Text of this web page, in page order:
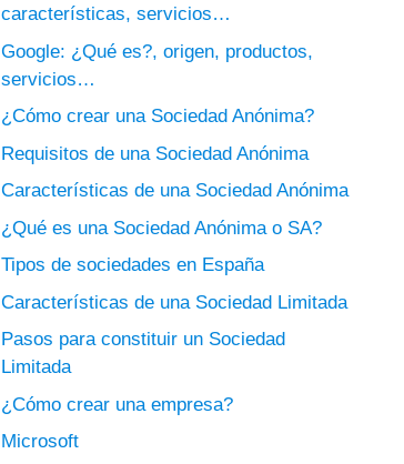
características, servicios…
Google: ¿Qué es?, origen, productos,
servicios…
¿Cómo crear una Sociedad Anónima?
Requisitos de una Sociedad Anónima
Características de una Sociedad Anónima
¿Qué es una Sociedad Anónima o SA?
Tipos de sociedades en España
Características de una Sociedad Limitada
Pasos para constituir un Sociedad
Limitada
¿Cómo crear una empresa?
Microsoft